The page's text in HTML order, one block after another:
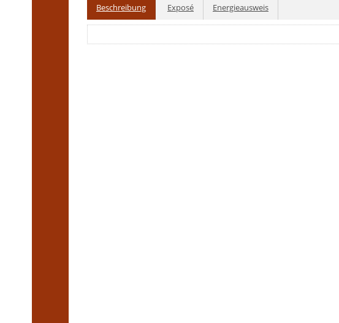
Beschreibung Exposé Energieausweis